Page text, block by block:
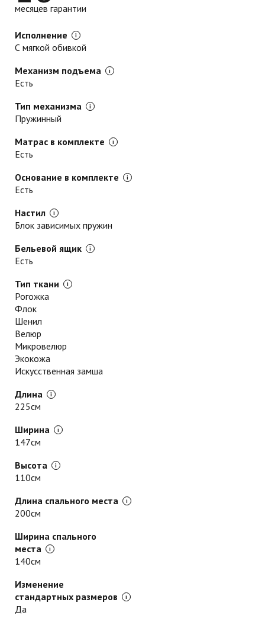
Исполнение
С мягкой обивкой
Механизм подъема
Есть
Тип механизма
Пружинный
Матрас в комплекте
Есть
Основание в комплекте
Есть
Настил
Блок зависимых пружин
Бельевой ящик
Есть
Тип ткани
Рогожка
Флок
Шенил
Велюр
Микровелюр
Экокожа
Искусственная замша
Длина
225см
Ширина
147см
Высота
110см
Длина спального места
200см
Ширина спального
места
140см
Изменение
стандартных размеров
Да
месяцев гарантии